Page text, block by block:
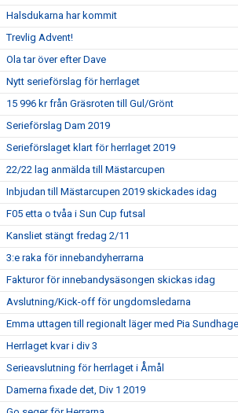
Halsdukarna har kommit
Trevlig Advent!
Ola tar över efter Dave
Nytt serieförslag för herrlaget
15 996 kr från Gräsroten till Gul/Grönt
Serieförslag Dam 2019
Serieförslaget klart för herrlaget 2019
22/22 lag anmälda till Mästarcupen
Inbjudan till Mästarcupen 2019 skickades idag
F05 etta o tvåa i Sun Cup futsal
Kansliet stängt fredag 2/11
3:e raka för innebandyherrarna
Fakturor för innebandysäsongen skickas idag
Avslutning/Kick-off för ungdomsledarna
Emma uttagen till regionalt läger med Pia Sundhage
Herrlaget kvar i div 3
Serieavslutning för herrlaget i Åmål
Damerna fixade det, Div 1 2019